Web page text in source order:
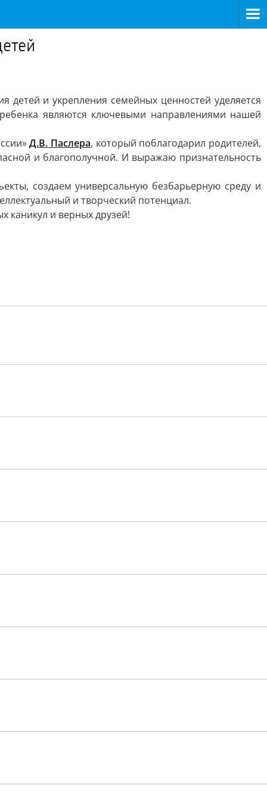
и укрепления семейных ценностей уделяется
являются ключевыми направлениями нашей
Д.В. Паслера, который поблагодарил родителей,
и благополучной. И выражаю признательность
создаем универсальную безбарьерную среду и
и творческий потенциал.
каникул и верных друзей!